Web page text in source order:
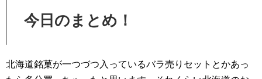
今日のまとめ！
北海道銘菓が一つづつ入っているバラ売りセットとかあっ